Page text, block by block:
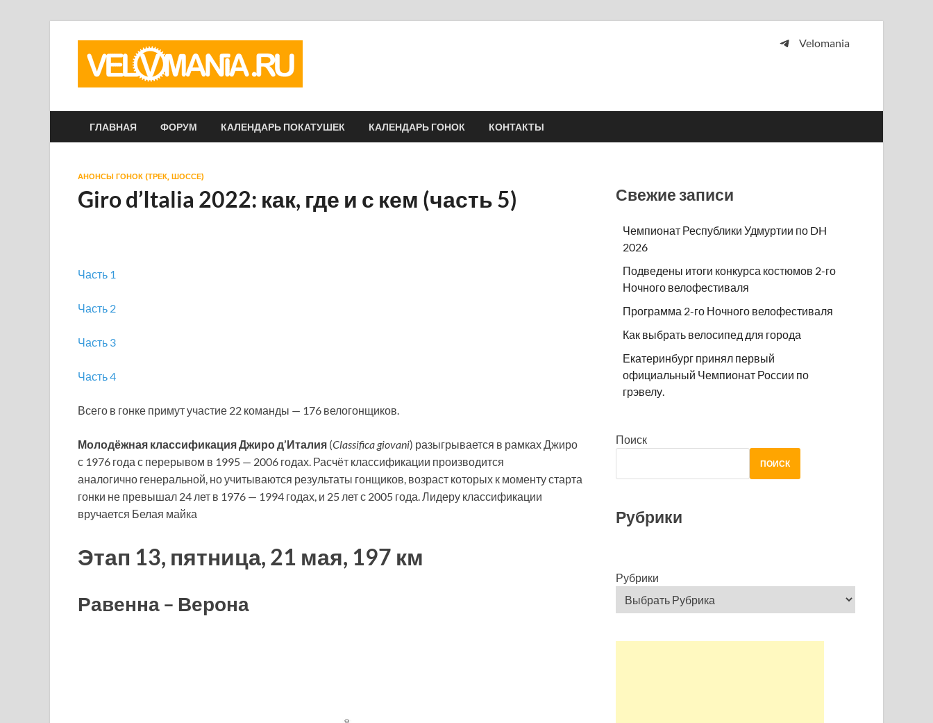
Velomania
ГЛАВНАЯ ФОРУМ КАЛЕНДАРЬ ПОКАТУШЕК КАЛЕНДАРЬ ГОНОК КОНТАКТЫ
АНОНСЫ ГОНОК (ТРЕК, ШОССЕ)
Giro d’Italia 2022: как, где и с кем (часть 5)
Часть 1
Часть 2
Часть 3
Часть 4
Всего в гонке примут участие 22 команды — 176 велогонщиков.
Молодёжная классификация Джиро д’Италия (Classifica giovani) разыгрывается в рамках Джиро
с 1976 года с перерывом в 1995 — 2006 годах. Расчёт классификации производится
аналогично генеральной, но учитываются результаты гонщиков, возраст которых к моменту старта
гонки не превышал 24 лет в 1976 — 1994 годах, и 25 лет с 2005 года. Лидеру классификации
вручается Белая майка
Этап 13, пятница, 21 мая, 197 км
Равенна – Верона
Свежие записи
Чемпионат Республики Удмуртии по DH
2026
Подведены итоги конкурса костюмов 2-го
Ночного велофестиваля
Программа 2-го Ночного велофестиваля
Как выбрать велосипед для города
Екатеринбург принял первый
официальный Чемпионат России по
грэвелу.
Поиск
ПОИСК
Рубрики
Рубрики